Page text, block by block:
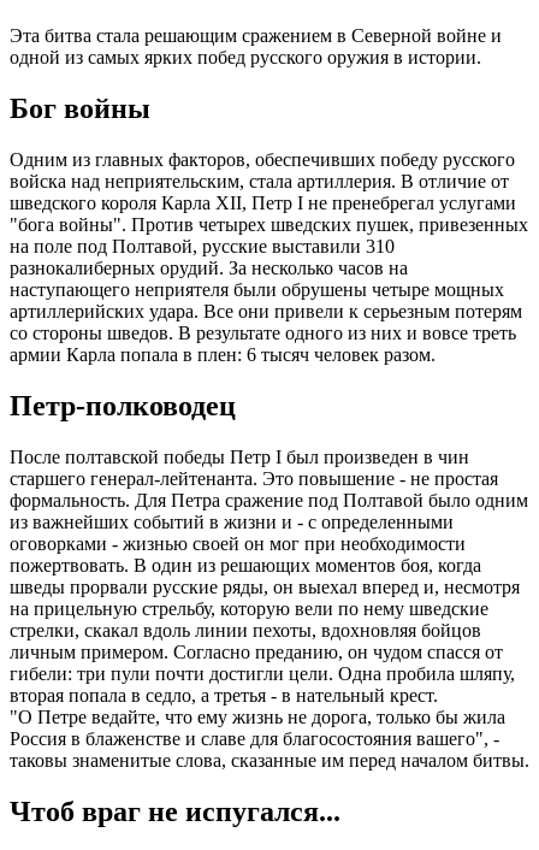
Эта битва стала решающим сражением в Северной войне и
одной из самых ярких побед русского оружия в истории.
Бог войны
Одним из главных факторов, обеспечивших победу русского
войска над неприятельским, стала артиллерия. В отличие от
шведского короля Карла XII, Петр I не пренебрегал услугами
"бога войны". Против четырех шведских пушек, привезенных
на поле под Полтавой, русские выставили 310
разнокалиберных орудий. За несколько часов на
наступающего неприятеля были обрушены четыре мощных
артиллерийских удара. Все они привели к серьезным потерям
со стороны шведов. В результате одного из них и вовсе треть
армии Карла попала в плен: 6 тысяч человек разом.
Петр-полководец
После полтавской победы Петр I был произведен в чин
старшего генерал-лейтенанта. Это повышение - не простая
формальность. Для Петра сражение под Полтавой было одним
из важнейших событий в жизни и - с определенными
оговорками - жизнью своей он мог при необходимости
пожертвовать. В один из решающих моментов боя, когда
шведы прорвали русские ряды, он выехал вперед и, несмотря
на прицельную стрельбу, которую вели по нему шведские
стрелки, скакал вдоль линии пехоты, вдохновляя бойцов
личным примером. Согласно преданию, он чудом спасся от
гибели: три пули почти достигли цели. Одна пробила шляпу,
вторая попала в седло, а третья - в нательный крест.
"О Петре ведайте, что ему жизнь не дорога, только бы жила
Россия в блаженстве и славе для благосостояния вашего", -
таковы знаменитые слова, сказанные им перед началом битвы.
Чтоб враг не испугался...